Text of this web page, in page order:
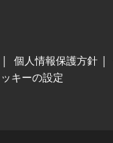
個人情報保護方針
キーの設定